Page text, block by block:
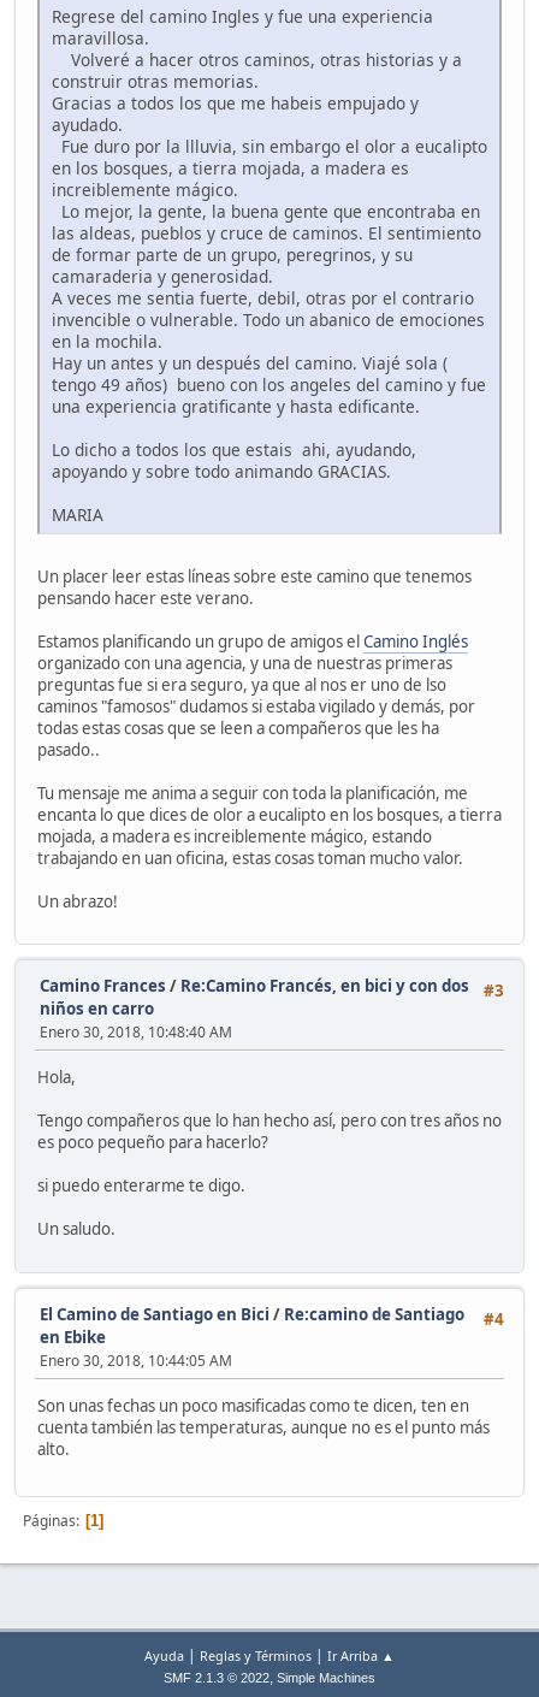
Regrese del camino Ingles y fue una experiencia
maravillosa.
Volveré a hacer otros caminos, otras historias y a
construir otras memorias.
Gracias a todos los que me habeis empujado y
ayudado.
Fue duro por la llluvia, sin embargo el olor a eucalipto
en los bosques, a tierra mojada, a madera es
increiblemente mágico.
Lo mejor, la gente, la buena gente que encontraba en
las aldeas, pueblos y cruce de caminos. El sentimiento
de formar parte de un grupo, peregrinos, y su
camaraderia y generosidad.
A veces me sentia fuerte, debil, otras por el contrario
invencible o vulnerable. Todo un abanico de emociones
en la mochila.
Hay un antes y un después del camino. Viajé sola (
tengo 49 años) bueno con los angeles del camino y fue
una experiencia gratificante y hasta edificante.
Lo dicho a todos los que estais ahi, ayudando,
apoyando y sobre todo animando GRACIAS.
MARIA
Un placer leer estas líneas sobre este camino que tenemos
pensando hacer este verano.
Estamos planificando un grupo de amigos elCamino Inglés
organizado con una agencia, y una de nuestras primeras
preguntas fue si era seguro, ya que al nos er uno de lso
caminos "famosos" dudamos si estaba vigilado y demás, por
todas estas cosas que se leen a compañeros que les ha
pasado..
Tu mensaje me anima a seguir con toda la planificación, me
encanta lo que dices de olor a eucalipto en los bosques, a tierra
mojada, a madera es increiblemente mágico, estando
trabajando en uan oficina, estas cosas toman mucho valor.
Un abrazo!
#3
Camino Frances / Re:Camino Francés, en bici y con dos
niños en carro
Enero 30, 2018, 10:48:40 AM
Hola,
Tengo compañeros que lo han hecho así, pero con tres años no
es poco pequeño para hacerlo?
si puedo enterarme te digo.
Un saludo.
#4
El Camino de Santiago en Bici / Re:camino de Santiago
en Ebike
Enero 30, 2018, 10:44:05 AM
Son unas fechas un poco masificadas como te dicen, ten en
cuenta también las temperaturas, aunque no es el punto más
alto.
Páginas 1
Ayuda | Reglas y Términos | Ir Arriba ▲
SMF 2.1.3 © 2022, Simple Machines